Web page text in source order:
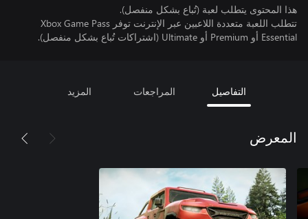
هذا المحتوى يتطلب لعبة (تُباع بشكل منفصل).
تتطلب اللعبة متعددة اللاعبين عبر الإنترنت توفر Xbox Game Pass
Essential أو Premium أو Ultimate (اشتراكات تُباع بشكل منفصل).
التفاصيل المراجعات المزيد
المعرض